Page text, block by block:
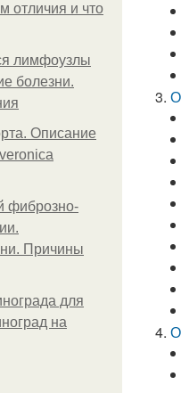
отличия и что
лимфоузлы
болезни.
Описание
фиброзно-
Причины
для
на